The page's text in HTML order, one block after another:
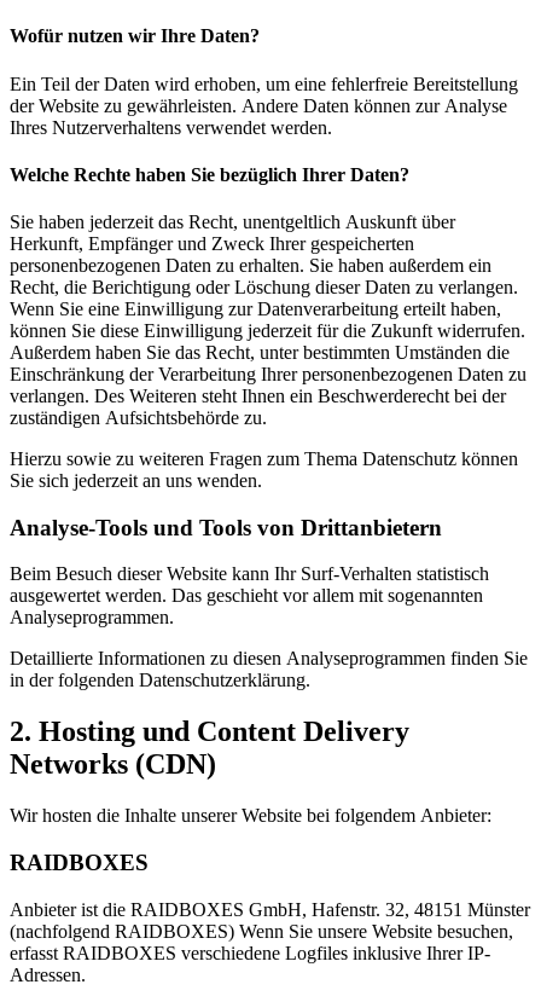
Wofür nutzen wir Ihre Daten?
Ein Teil der Daten wird erhoben, um eine fehlerfreie Bereitstellung
der Website zu gewährleisten. Andere Daten können zur Analyse
Ihres Nutzerverhaltens verwendet werden.
Welche Rechte haben Sie bezüglich Ihrer Daten?
Sie haben jederzeit das Recht, unentgeltlich Auskunft über
Herkunft, Empfänger und Zweck Ihrer gespeicherten
personenbezogenen Daten zu erhalten. Sie haben außerdem ein
Recht, die Berichtigung oder Löschung dieser Daten zu verlangen.
Wenn Sie eine Einwilligung zur Datenverarbeitung erteilt haben,
können Sie diese Einwilligung jederzeit für die Zukunft widerrufen.
Außerdem haben Sie das Recht, unter bestimmten Umständen die
Einschränkung der Verarbeitung Ihrer personenbezogenen Daten zu
verlangen. Des Weiteren steht Ihnen ein Beschwerderecht bei der
zuständigen Aufsichtsbehörde zu.
Hierzu sowie zu weiteren Fragen zum Thema Datenschutz können
Sie sich jederzeit an uns wenden.
Analyse-Tools und Tools von Dritt­anbietern
Beim Besuch dieser Website kann Ihr Surf-Verhalten statistisch
ausgewertet werden. Das geschieht vor allem mit sogenannten
Analyseprogrammen.
Detaillierte Informationen zu diesen Analyseprogrammen finden Sie
in der folgenden Datenschutzerklärung.
2. Hosting und Content Delivery
Networks (CDN)
Wir hosten die Inhalte unserer Website bei folgendem Anbieter:
RAIDBOXES
Anbieter ist die RAIDBOXES GmbH, Hafenstr. 32, 48151 Münster
(nachfolgend RAIDBOXES) Wenn Sie unsere Website besuchen,
erfasst RAIDBOXES verschiedene Logfiles inklusive Ihrer IP-
Adressen.